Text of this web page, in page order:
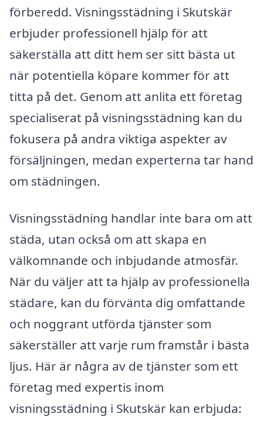
förberedd. Visningsstädning i Skutskär
erbjuder professionell hjälp för att
säkerställa att ditt hem ser sitt bästa ut
när potentiella köpare kommer för att
titta på det. Genom att anlita ett företag
specialiserat på visningsstädning kan du
fokusera på andra viktiga aspekter av
försäljningen, medan experterna tar hand
om städningen.
Visningsstädning handlar inte bara om att
städa, utan också om att skapa en
välkomnande och inbjudande atmosfär.
När du väljer att ta hjälp av professionella
städare, kan du förvänta dig omfattande
och noggrant utförda tjänster som
säkerställer att varje rum framstår i bästa
ljus. Här är några av de tjänster som ett
företag med expertis inom
visningsstädning i Skutskär kan erbjuda: